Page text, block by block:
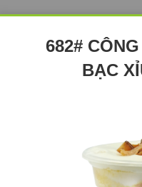
682#
BẠC